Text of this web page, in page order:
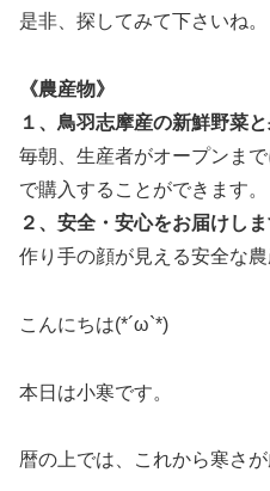
是非、探してみて下さいね。
《農産物》
１、鳥羽志摩産の新鮮野菜と
毎朝、生産者がオープンま
で購入することができます。
２、安全・安心をお届けしま
作り手の顔が見える安全な
こんにちは(*´ω`*)
本日は小寒です。
暦の上では、これから寒さ